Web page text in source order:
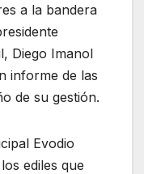
a la bandera
Diego Imanol
informe de las
de su gestión.
Evodio
ediles que